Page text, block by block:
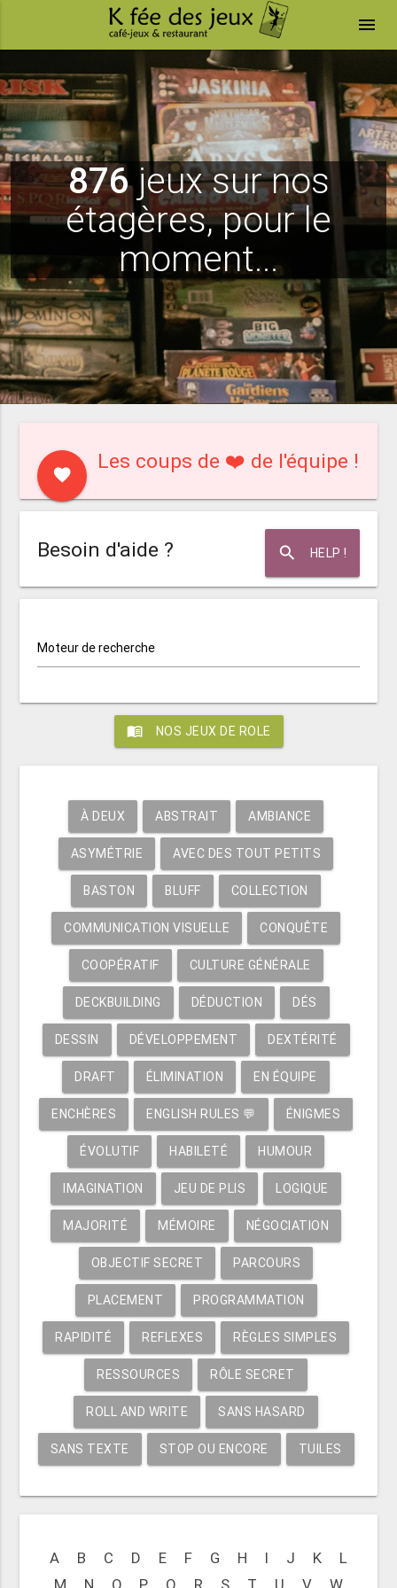
menu
876jeux sur nos
étagères, pour le
moment...
favorite
Les coups de ❤️ de l'équipe !
search HELP !
Besoin d'aide ?
Moteur de recherche
menu_book NOS JEUX DE ROLE
À DEUX ABSTRAIT AMBIANCE
ASYMÉTRIE AVEC DES TOUT PETITS
BASTON BLUFF COLLECTION
COMMUNICATION VISUELLE CONQUÊTE
COOPÉRATIF CULTURE GÉNÉRALE
DECKBUILDING DÉDUCTION DÉS
DESSIN DÉVELOPPEMENT DEXTÉRITÉ
DRAFT ÉLIMINATION EN ÉQUIPE
ENCHÈRES ENGLISH RULES 💬 ÉNIGMES
ÉVOLUTIF HABILETÉ HUMOUR
IMAGINATION JEU DE PLIS LOGIQUE
MAJORITÉ MÉMOIRE NÉGOCIATION
OBJECTIF SECRET PARCOURS
PLACEMENT PROGRAMMATION
RAPIDITÉ REFLEXES RÈGLES SIMPLES
RESSOURCES RÔLE SECRET
ROLL AND WRITE SANS HASARD
SANS TEXTE STOP OU ENCORE TUILES
A B C D E F G H I J K
L